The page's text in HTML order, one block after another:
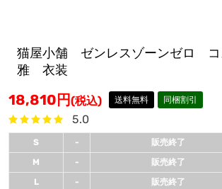
猫屋小舗 ゼンレスゾーンゼロ
雅 衣装
18,810 円(税込) 送料無料 同梱割引
5.0
S - 販売終了
M - 販売終了
L - 販売終了